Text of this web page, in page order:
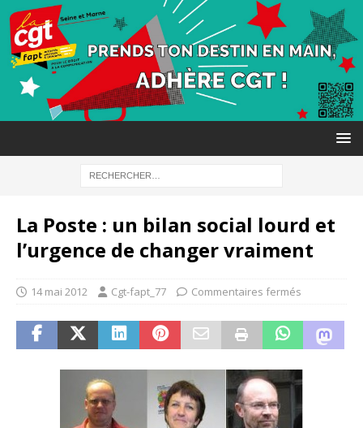
La Poste : un bilan social lourd et
l’urgence de changer vraiment
14 mai 2012 Cgt-fapt_77 Commentaires fermés